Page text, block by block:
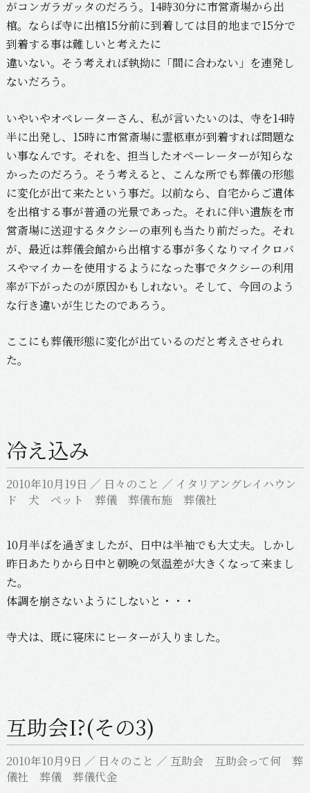
がコンガラガッタのだろう。14時30分に市営斎場から出
棺。ならば寺に出棺15分前に到着しては目的地まで15分で
到着する事は難しいと考えたに
違いない。そう考えれば執拗に「間に合わない」を連発し
ないだろう。
いやいやオペレーターさん、私が言いたいのは、寺を14時
半に出発し、15時に市営斎場に霊柩車が到着すれば問題な
い事なんです。それを、担当したオペーレーターが知らな
かったのだろう。そう考えると、こんな所でも葬儀の形態
に変化が出て来たという事だ。以前なら、自宅からご遺体
を出棺する事が普通の光景であった。それに伴い遺族を市
営斎場に送迎するタクシーの車列も当たり前だった。それ
が、最近は葬儀会館から出棺する事が多くなりマイクロバ
スやマイカーを使用するようになった事でタクシーの利用
率が下がったのが原因かもしれない。そして、今回のよう
な行き違いが生じたのであろう。
ここにも葬儀形態に変化が出ているのだと考えさせられ
た。
冷え込み
2010年10月19日 ／ 日々のこと ／ イタリアングレイハウン
ド 犬 ペット 葬儀 葬儀布施 葬儀社
10月半ばを過ぎましたが、日中は半袖でも大丈夫。しかし
昨日あたりから日中と朝晩の気温差が大きくなって来まし
た。
体調を崩さないようにしないと・・・
寺犬は、既に寝床にヒーターが入りました。
互助会I?(その3)
2010年10月9日 ／ 日々のこと ／ 互助会 互助会って何 葬
儀社 葬儀 葬儀代金